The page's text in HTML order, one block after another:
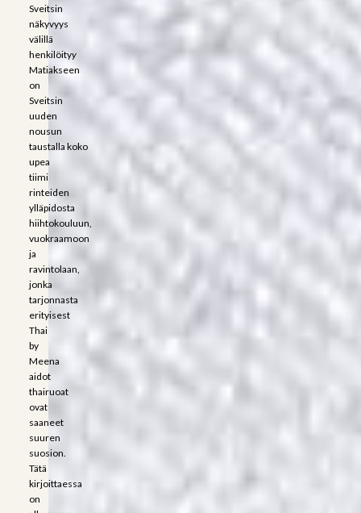
Sveitsin
näkyvyys
välillä
henkilöityy
Matiakseen
on
Sveitsin
uuden
nousun
taustalla koko
upea
tiimi
rinteiden
ylläpidosta
hiihtokouluun,
vuokraamoon
ja
ravintolaan,
jonka
tarjonnasta
erityisest
Thai
by
Meena
aidot
thairuoat
ovat
saaneet
suuren
suosion.
Tätä
kirjoittaessa
on